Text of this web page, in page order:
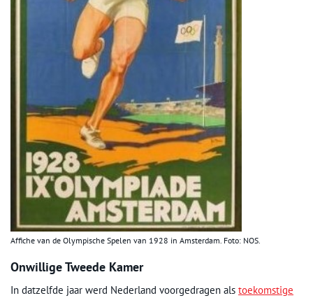
Affiche van de Olympische Spelen van 1928 in Amsterdam. Foto: NOS.
Onwillige Tweede Kamer
In datzelfde jaar werd Nederland voorgedragen als toekomstige